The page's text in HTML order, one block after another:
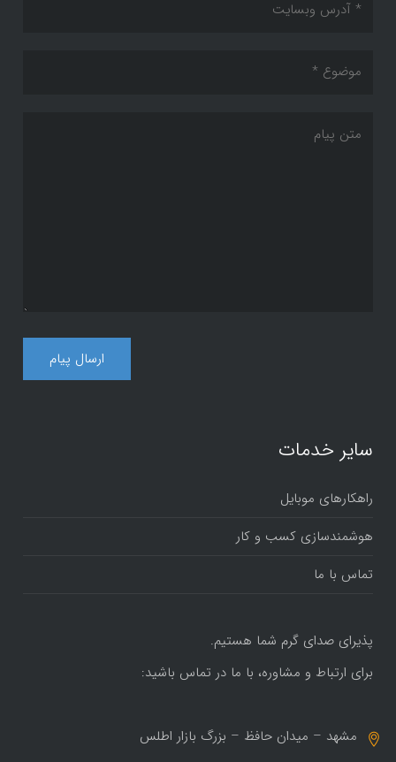
سایر خدمات
راهکارهای موبایل
هوشمندسازی کسب و کار
تماس با ما
پذیرای صدای گرم شما هستیم.
برای ارتباط و مشاوره، با ما در تماس باشید:
مشهد – میدان حافظ – بزرگ بازار اطلس